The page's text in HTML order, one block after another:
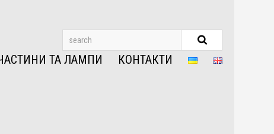
ТА ЛАМПИ КОНТАКТИ